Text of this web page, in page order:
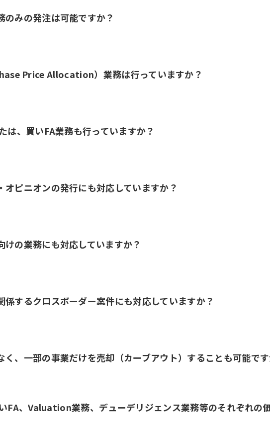
のみの発注は可能ですか？
Price Allocation）業務は行っていますか？
は、買いFA業務も行っていますか？
オピニオンの発行にも対応していますか？
けの業務にも対応していますか？
係するクロスボーダー案件にも対応していますか？
く、一部の事業だけを売却（カーブアウト）することも可能です
FA、Valuation業務、デューデリジェンス業務等のそれぞれの